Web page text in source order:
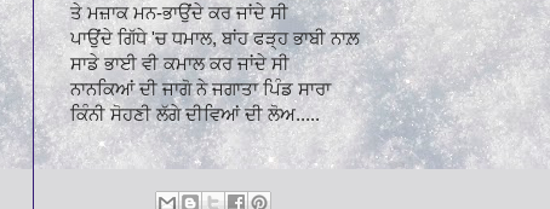
ਤੇ ਮਜ਼ਾਕ ਮਨ-ਭਾਉਂਦੇ ਕਰ ਜਾਂਦੇ ਸੀ
ਪਾਉਂਦੇ ਗਿੱਧੇ 'ਚ ਧਮਾਲ, ਬਾਂਹ ਫੜ੍ਹ ਭਾਬੀ ਨਾਲ਼
ਸਾਡੇ ਭਾਈ ਵੀ ਕਮਾਲ ਕਰ ਜਾਂਦੇ ਸੀ
ਨਾਨਕਿਆਂ ਦੀ ਜਾਗੋ ਨੇ ਜਗਾਤਾ ਪਿੰਡ ਸਾਰਾ
ਕਿੰਨੀ ਸੋਹਣੀ ਲੱਗੇ ਦੀਵਿਆਂ ਦੀ ਲੋਅ.....